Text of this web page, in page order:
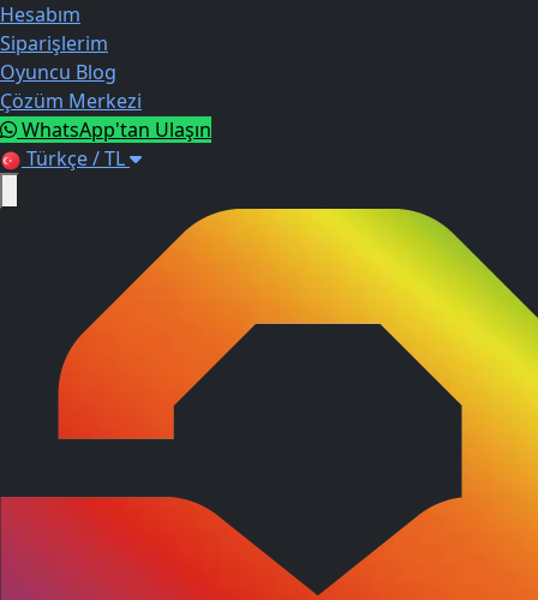
Hesabım
Siparişlerim
Oyuncu Blog
Çözüm Merkezi
WhatsApp'tan Ulaşın
Türkçe / TL